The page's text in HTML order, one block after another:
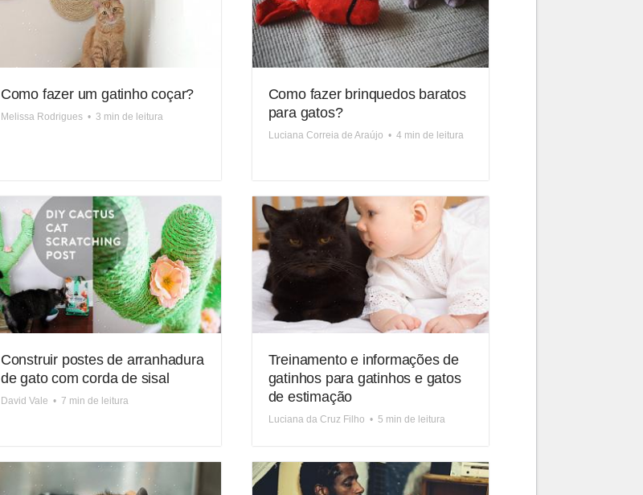
Como fazer um gatinho coçar?
Melissa Rodrigues • 3 min de leitura
Como fazer brinquedos baratos
para gatos?
Luciana Correia de Araújo • 4 min de leitura
Construir postes de arranhadura
de gato com corda de sisal
David Vale • 7 min de leitura
Treinamento e informações de
gatinhos para gatinhos e gatos
de estimação
Luciana da Cruz Filho • 5 min de leitura